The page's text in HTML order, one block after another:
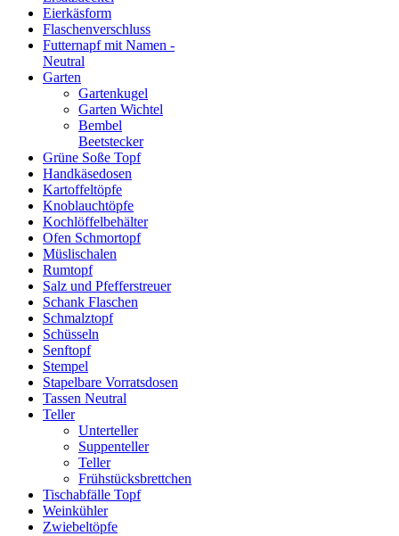
Eierkäsform
Flaschenverschluss
Futternapf mit Namen -
Neutral
Garten
Gartenkugel
Garten Wichtel
Bembel
Beetstecker
Grüne Soße Topf
Handkäsedosen
Kartoffeltöpfe
Knoblauchtöpfe
Kochlöffelbehälter
Ofen Schmortopf
Müslischalen
Rumtopf
Salz und Pfefferstreuer
Schank Flaschen
Schmalztopf
Schüsseln
Senftopf
Stempel
Stapelbare Vorratsdosen
Tassen Neutral
Teller
Unterteller
Suppenteller
Teller
Frühstücksbrettchen
Tischabfälle Topf
Weinkühler
Zwiebeltöpfe